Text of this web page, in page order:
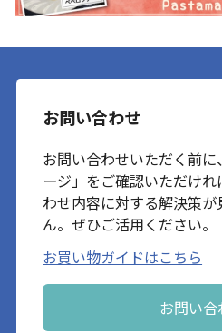
お問い合わせ
お問い合わせいただく前
ージ」をご確認いただけ
わせ内容に対する解決策
ん。ぜひご活用ください。
お買い物ガイドはこちら
お問い合